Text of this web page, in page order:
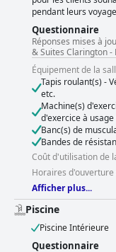
pas à l'accueil globalement
Des normes élevées de
avec des chambres
fréquemment
points à améliorer, tels
générale reste très
un séjour de bonne qualité. **Personnel** : Le personnel de l'hôtel
largement salué pour
d'aider les clients. Ce
équipes de restauration
globale des clients et
**Piscine** : L'espace
nombreux clients
bien entretenus, en
problèmes
chlore et des
la piscine reste un
visiteurs. **Lits** : Les lits sont fréquemment mis en avant pour leur
confort, les clients
pendant leurs
Questionnaire
Réponses mises à
& Suites Clarington -
Équipement de la
Tapis roulant(s) -
etc.
Machine(s)
d'exercice à
Banc(s) de
Bandes de
Coût d'utilisation de
Horaires d'ouverture
Afficher plus...
Piscine
Piscine Intérieure
Questionnaire